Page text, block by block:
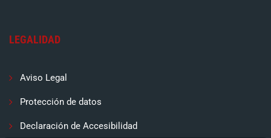
LEGALIDAD
Aviso Legal
Protección de datos
Declaración de Accesibilidad